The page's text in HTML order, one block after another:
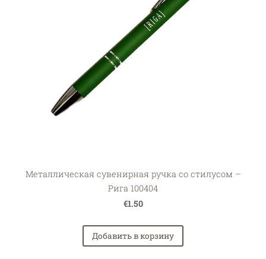
Металлическая сувенирная ручка со стилусом –
Рига 100404
€1.50
Добавить в корзину